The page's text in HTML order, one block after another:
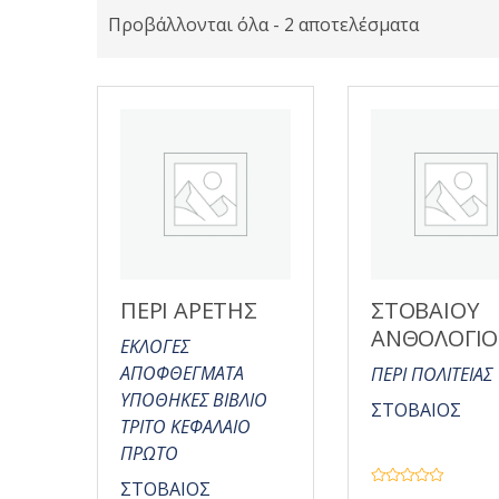
Προβάλλονται όλα - 2 αποτελέσματα
ΠΕΡΙ ΑΡΕΤΗΣ
ΕΚΛΟΓΕΣ
ΑΠΟΦΘΕΓΜΑΤΑ
ΥΠΟΘΗΚΕΣ ΒΙΒΛΙΟ
ΤΡΙΤΟ ΚΕΦΑΛΑΙΟ
ΠΡΩΤΟ
ΣΤΟΒΑΙΟΣ
ΣΤΟΒΑΙΟΥ
ΠΕΡΙ ΠΟΛΙΤΕΙΑΣ
ΣΤΟΒΑΙΟΣ